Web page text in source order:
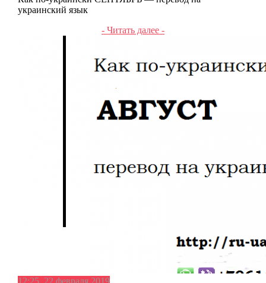
украинский язык
- Читать далее -